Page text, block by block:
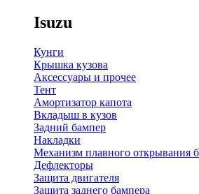
Isuzu
Кунги
Крышка кузова
Аксессуары и прочее
Тент
Амортизатор капота
Вкладыш в кузов
Задний бампер
Накладки
Механизм плавного открывания
Дефлекторы
Защита двигателя
Защита заднего бампера